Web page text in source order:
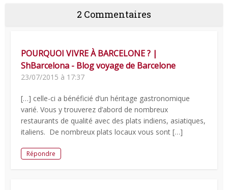
2 Commentaires
POURQUOI VIVRE À BARCELONE ? |
ShBarcelona - Blog voyage de Barcelone
23/07/2015 à 17:37
[…] celle-ci a bénéficié d’un héritage gastronomique
varié. Vous y trouverez d’abord de nombreux
restaurants de qualité avec des plats indiens, asiatiques,
italiens. De nombreux plats locaux vous sont […]
Répondre